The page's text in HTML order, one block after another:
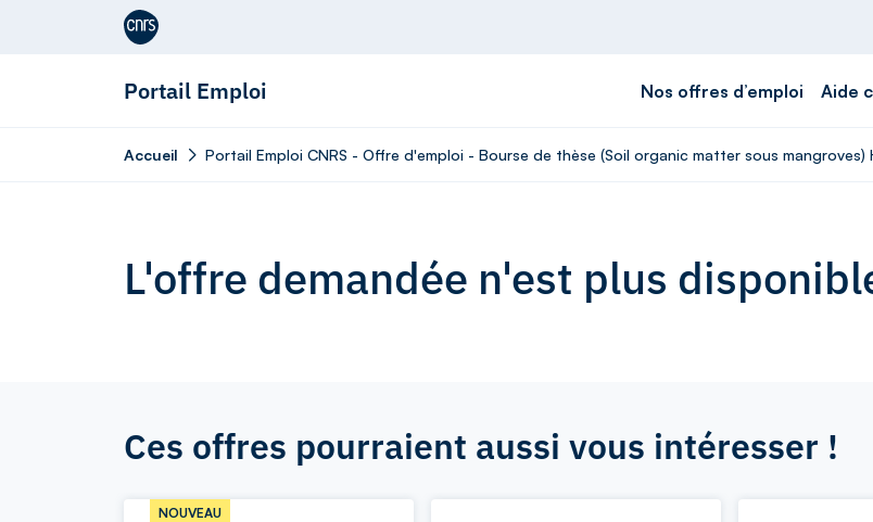
Aller au contenu
Portail Emploi Nos offres d’emploi Aide
Accueil Portail Emploi CNRS - Offre d'emploi - Bourse de thèse (Soil organic matter sous mangroves)
L'offre demandée n'est plus
Ces offres pourraient aussi vous intéresser !
NOUVEAU